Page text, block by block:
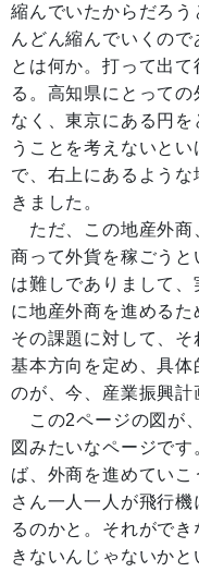
縮んでいたからだろ
んどん縮んでいくの
とは何か。打って出
る。高知県にとって
なく、東京にある円
うことを考えないと
で、右上にあるよう
きました。
ただ、この地産外商
商って外貨を稼ごうと
は難しでありまして
に地産外商を進めるた
その課題に対して、そ
基本方向を定め、具体
のが、今、産業振興計
この2ページの図が
図みたいなページで
ば、外商を進めてい
さん一人一人が飛行
るのかと。それがで
きないんじゃないかと